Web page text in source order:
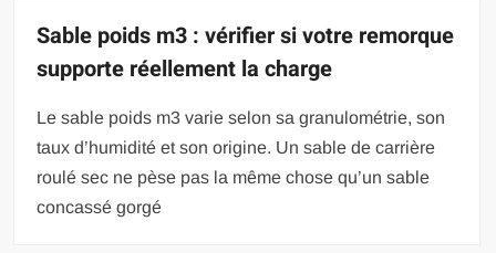
Sable poids m3 : vérifier si votre remorque
supporte réellement la charge
Le sable poids m3 varie selon sa granulométrie, son
taux d’humidité et son origine. Un sable de carrière
roulé sec ne pèse pas la même chose qu’un sable
concassé gorgé